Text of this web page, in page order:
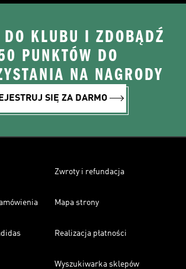
DO KLUBU I ZDOBĄDŹ
PUNKTÓW DO
NA NAGRODY
SIĘ ZA DARMO
Zwroty i refundacja
Mapa strony
Realizacja płatności
Wyszukiwarka sklepów